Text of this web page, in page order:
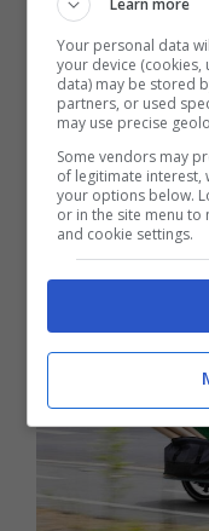
in grado di
all’altra
accompagnato
a 10 velocità.
Your personal data
your device
data) may be stored
partners, or used
may use precise
Some vendors may
of legitimate interest,
your options below.
or in the site menu to
and cookie settings.